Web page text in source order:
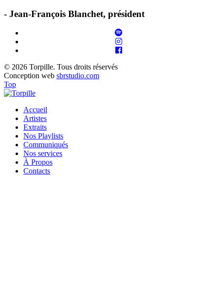
- Jean-François Blanchet, président
© 2026 Torpille. Tous droits réservés
Conception web sbrstudio.com
Top
Accueil
Artistes
Extraits
Nos Playlists
Communiqués
Nos services
À Propos
Contacts